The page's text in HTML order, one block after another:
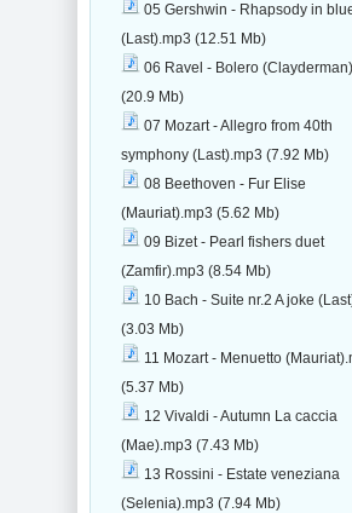
05 Gershwin - Rhapsody in
(Last).mp3 (12.51 Mb)
06 Ravel - Bolero
(20.9 Mb)
07 Mozart - Allegro from 40th
symphony (Last).mp3 (7.92 Mb)
08 Beethoven - Fur Elise
(Mauriat).mp3 (5.62 Mb)
09 Bizet - Pearl fishers duet
(Zamfir).mp3 (8.54 Mb)
10 Bach - Suite nr.2 A joke
(3.03 Mb)
11 Mozart - Menuetto
(5.37 Mb)
12 Vivaldi - Autumn La caccia
(Mae).mp3 (7.43 Mb)
13 Rossini - Estate veneziana
(Selenia).mp3 (7.94 Mb)